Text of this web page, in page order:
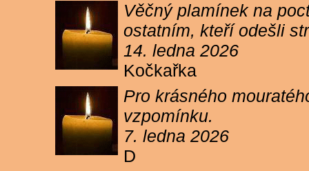
Věčný plamínek na
ostatním, kteří odešli
14. ledna 2026
Kočkařka
Pro krásného
vzpomínku.
7. ledna 2026
D